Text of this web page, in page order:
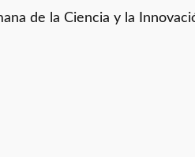
de la Ciencia y la